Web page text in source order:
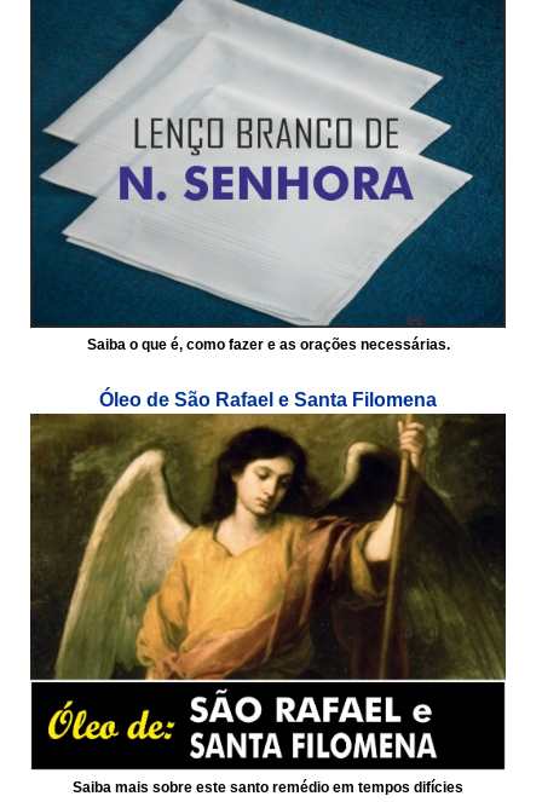
Saiba o que é, como fazer e as orações necessárias.
Óleo de São Rafael e Santa Filomena
Saiba mais sobre este santo remédio em tempos difícies